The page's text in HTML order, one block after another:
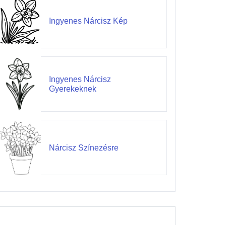
Ingyenes Nárcisz Kép
Ingyenes Nárcisz
Gyerekeknek
Nárcisz Színezésre